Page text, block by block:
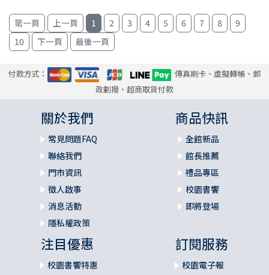
1 2 3 4 5 6 7 8
9
10
付款方式：
傳真刷卡、虛擬轉帳、郵
政劃撥、超商取貨付款
關於我們
常見問題FAQ
聯絡我們
門市資訊
徵人啟事
消息活動
隱私權政策
商品快訊
全館新品
館長推薦
禮品專區
校園書饗
即將登場
注目優惠
校園書饗特惠
訂閱服務
校園電子報